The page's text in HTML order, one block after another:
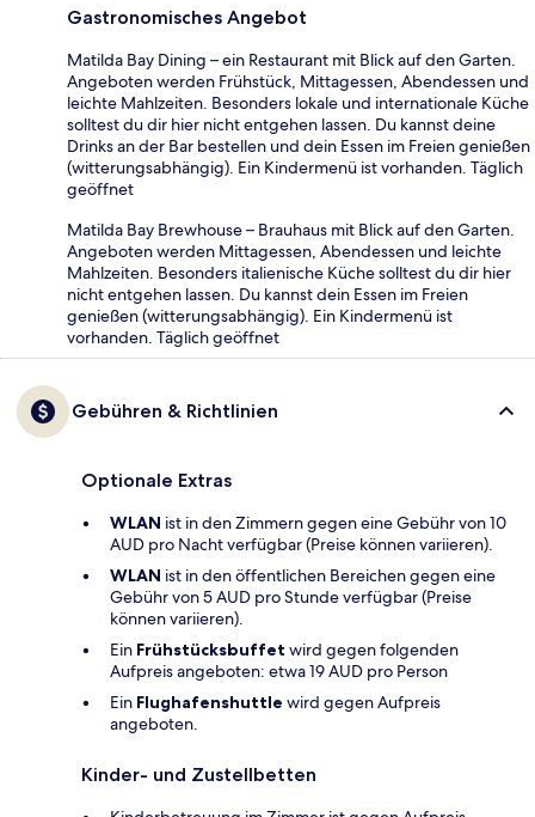
Gastronomisches Angebot
Matilda Bay Dining – ein Restaurant mit Blick auf den Garten.
Angeboten werden Frühstück, Mittagessen, Abendessen und
leichte Mahlzeiten. Besonders lokale und internationale Küche
solltest du dir hier nicht entgehen lassen. Du kannst deine
Drinks an der Bar bestellen und dein Essen im Freien genießen
(witterungsabhängig). Ein Kindermenü ist vorhanden. Täglich
geöffnet
Matilda Bay Brewhouse – Brauhaus mit Blick auf den Garten.
Angeboten werden Mittagessen, Abendessen und leichte
Mahlzeiten. Besonders italienische Küche solltest du dir hier
nicht entgehen lassen. Du kannst dein Essen im Freien
genießen (witterungsabhängig). Ein Kindermenü ist
vorhanden. Täglich geöffnet
Gebühren & Richtlinien
Optionale Extras
WLAN ist in den Zimmern gegen eine Gebühr von 10
AUD pro Nacht verfügbar (Preise können variieren).
WLAN ist in den öffentlichen Bereichen gegen eine
Gebühr von 5 AUD pro Stunde verfügbar (Preise
können variieren).
Ein Frühstücksbuffet wird gegen folgenden
Aufpreis angeboten: etwa 19 AUD pro Person
Ein Flughafenshuttle wird gegen Aufpreis
angeboten.
Kinder- und Zustellbetten